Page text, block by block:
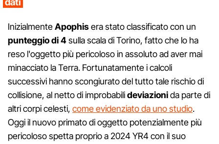
dati
InizialmenteApophisera stato classificato con un
punteggio di 4sulla scala di Torino, fatto che lo ha
reso l'oggetto più pericoloso in assoluto ad aver mai
minacciato la Terra. Fortunatamente i calcoli
successivi hanno scongiurato del tutto tale rischio di
collisione, al netto di improbabilideviazionida parte di
altri corpi celesti, come evidenziato da uno studio.
Oggi il nuovo primato di oggetto potenzialmente più
pericoloso spetta proprio a 2024 YR4 con il suo